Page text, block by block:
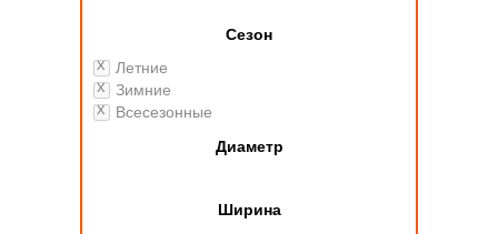
Сезон
Летние
Зимние
Всесезонные
Диаметр
Ширина